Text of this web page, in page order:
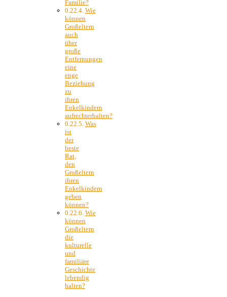
Familie?
Wie
können
Großeltern
auch
über
große
Entfernungen
eine
enge
Beziehung
zu
ihren
Enkelkindern
aufrechterhalten?
Was
ist
der
beste
Rat,
den
Großeltern
ihren
Enkelkindern
geben
können?
Wie
können
Großeltern
die
kulturelle
und
familiäre
Geschichte
lebendig
halten?